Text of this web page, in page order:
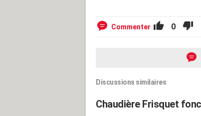
Commenter 0
Discussions similaires
Chaudière Frisquet